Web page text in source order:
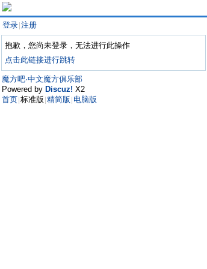
登录 注册
抱歉，您尚未登录，无法进行此操作
点击此链接进行跳转
魔方吧·中文魔方俱乐部
Powered by Discuz! X2
首页 标准版 精简版 电脑版